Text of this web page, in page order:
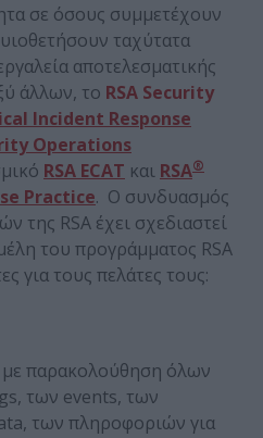
σε όσους συμμετέχουν
ταχύτατα
αποτελεσματικής
άλλων, το RSA Security
Incident Response
Operations
RSA ECAT και RSA®
Practice. Ο συνδυασμός
της RSA έχει σχεδιαστεί
του προγράμματος RSA
για τους πελάτες τους:
με παρακολούθηση όλων
των events, των
των πληροφοριών για